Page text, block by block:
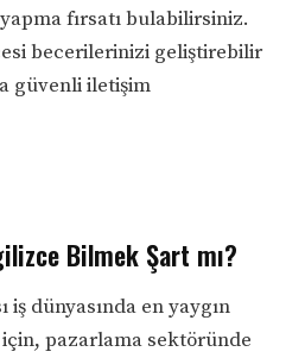
fırsatı bulabilirsiniz.
becerilerinizi geliştirebilir
güvenli iletişim
Bilmek Şart mı?
dünyasında en yaygın
pazarlama sektöründe